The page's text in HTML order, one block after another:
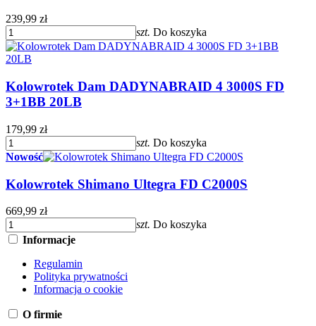
239,99 zł
szt. Do koszyka
Kolowrotek Dam DADYNABRAID 4 3000S FD
3+1BB 20LB
179,99 zł
szt. Do koszyka
Nowość
Kolowrotek Shimano Ultegra FD C2000S
669,99 zł
szt. Do koszyka
Informacje
Regulamin
Polityka prywatności
Informacja o cookie
O firmie